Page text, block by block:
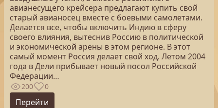
авианесущего крейсера предлагают купить свой
старый авианосец вместе с боевыми самолетами.
Делается все, чтобы включить Индию в сферу
своего влияния, вытеснив Россию в политической
и экономической арены в этом регионе. В этот
самый момент Россия делает свой ход. Летом 2004
года в Дели прибывает новый посол Российской
Федерации…
200 0
Перейти